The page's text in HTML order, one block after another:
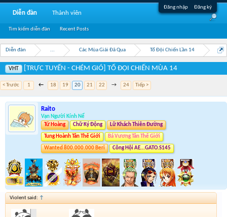
Đăng nhập Đăng ký
Diễn đàn ... Các Mùa Giải Đã Qua Tổ Đội Chiến Lần 14
VHT [TRỰC TUYẾN - CHÉM GIÓ] TỔ ĐỘI CHIẾN MÙA 14
< Trước 1 ← 18 19 20 21 22 → 24 Tiếp >
Raito
Vạn Người Kính Nể
Tứ Hoàng
Chữ Ký Động Lữ Khách Thiên Đường
Tung Hoành Tân Thế Giới Bá Vương Tân Thế Giới
Wanted 800.000.000 Beri Công Hội AE...GATO.S145
Violent said: ↑
Diễn đàn
Tìm kiếm diễn đàn Recent Posts
Thành viên